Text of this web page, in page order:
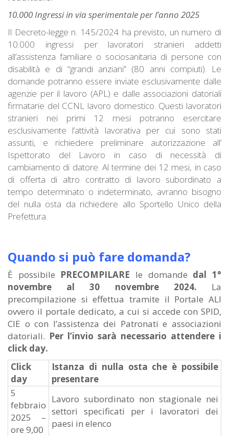
10.000 Ingressi in via sperimentale per l’anno 2025
Il Decreto-legge n. 145/2024 ha previsto, un numero di
10.000 ingressi per lavoratori stranieri addetti
all’assistenza familiare o sociosanitaria di persone con
disabilità e di “grandi anziani” (80 anni compiuti). Le
domande potranno essere inviate esclusivamente dalle
agenzie per il lavoro (APL) e dalle associazioni datoriali
firmatarie del CCNL lavoro domestico. Questi lavoratori
stranieri nei primi 12 mesi potranno esercitare
esclusivamente l’attività lavorativa per cui sono stati
assunti, e richiedere preliminare autorizzazione all’
Ispettorato del Lavoro in caso di necessità di
cambiamento di datore. Al termine dei 12 mesi, in caso
di offerta di altro contratto di lavoro subordinato a
tempo determinato o indeterminato, avranno bisogno
del nulla osta da richiedere allo Sportello Unico della
Prefettura.
Quando si può fare domanda?
È possibile PRECOMPILARE le domande dal 1°
novembre al 30 novembre 2024. La
precompilazione si effettua tramite il Portale ALI
ovvero il portale dedicato, a cui si accede con SPID,
CIE o con l’assistenza dei Patronati e associazioni
datoriali. Per l’invio sarà necessario attendere i
click day.
Click
day
Istanza di nulla osta che è possibile
presentare
5
febbraio
2025 –
ore 9,00
Lavoro subordinato non stagionale nei
settori specificati per i lavoratori dei
paesi in elenco